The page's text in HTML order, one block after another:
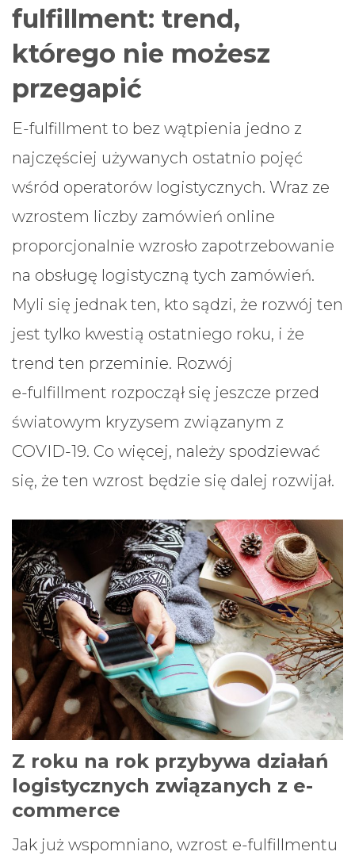
fulfillment: trend,
którego nie możesz
przegapić
E-fulfillment to bez wątpienia jedno z
najczęściej używanych ostatnio pojęć
wśród operatorów logistycznych. Wraz ze
wzrostem liczby zamówień online
proporcjonalnie wzrosło zapotrzebowanie
na obsługę logistyczną tych zamówień.
Myli się jednak ten, kto sądzi, że rozwój ten
jest tylko kwestią ostatniego roku, i że
trend ten przeminie. Rozwój
e-fulfillment rozpoczął się jeszcze przed
światowym kryzysem związanym z
COVID-19. Co więcej, należy spodziewać
się, że ten wzrost będzie się dalej rozwijał.
Z roku na rok przybywa działań
logistycznych związanych z e-
commerce
Jak już wspomniano, wzrost e-fulfillmentu